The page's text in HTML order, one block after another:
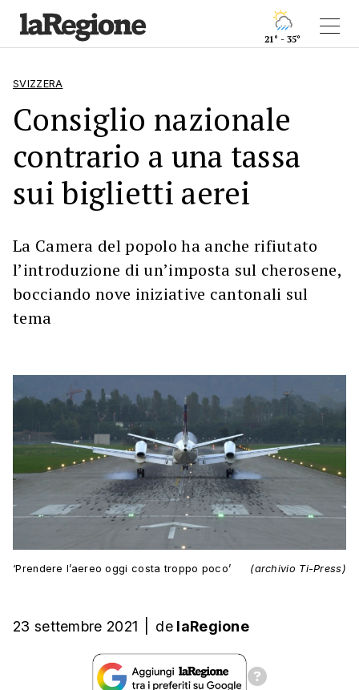
21° - 35°
SVIZZERA
Consiglio nazionale
contrario a una tassa
sui biglietti aerei
La Camera del popolo ha anche rifiutato
l’introduzione di un’imposta sul cherosene,
bocciando nove iniziative cantonali sul
tema
‘Prendere l’aereo oggi costa troppo poco’ (archivio Ti-Press)
23 settembre 2021 de laRegione